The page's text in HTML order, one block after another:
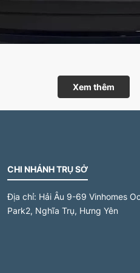
thứ tự đăng ký, không cho phép
nghĩa phong thủy hoặc có giá trị
Nội đẹp
khi đánh giá biển số đẹp.
Xem thêm
CHI NHÁNH TRỤ SỞ
Địa chỉ: Hải Âu 9-69 Vinhomes
Park2, Nghĩa Trụ, Hưng Yên